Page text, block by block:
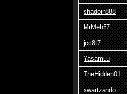
shadoin888
MrMeh57
jcc8t7
Yasamuu
TheHidden01
swartzando